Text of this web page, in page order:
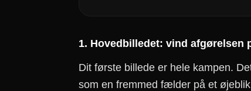
1. Hovedbilledet: vind afgørelsen
Dit første billede er hele kampen.
som en fremmed fælder på et